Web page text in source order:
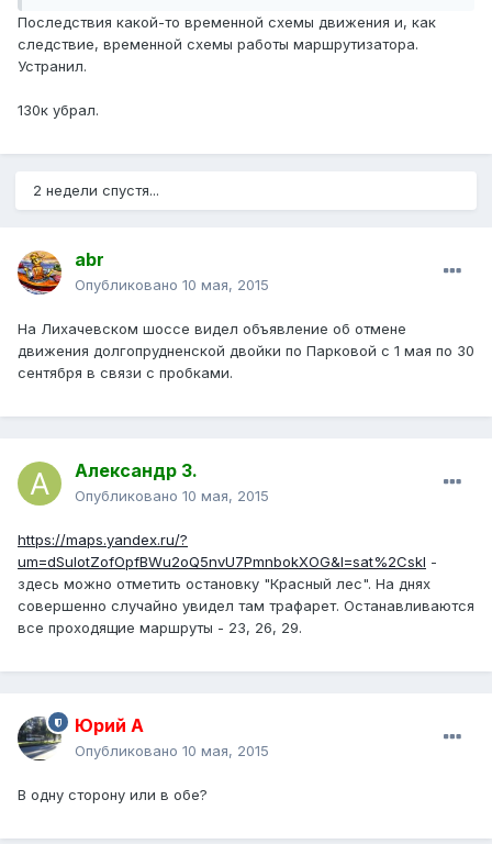
Последствия какой-то временной схемы движения и, как
следствие, временной схемы работы маршрутизатора.
Устранил.
130к убрал.
2 недели спустя...
abr
Опубликовано 10 мая, 2015
На Лихачевском шоссе видел объявление об отмене
движения долгопрудненской двойки по Парковой с 1 мая по 30
сентября в связи с пробками.
Александр З.
Опубликовано 10 мая, 2015
https://maps.yandex.ru/?
um=dSuIotZofOpfBWu2oQ5nvU7PmnbokXOG&l=sat%2Cskl -
здесь можно отметить остановку "Красный лес". На днях
совершенно случайно увидел там трафарет. Останавливаются
все проходящие маршруты - 23, 26, 29.
Юрий А
Опубликовано 10 мая, 2015
В одну сторону или в обе?